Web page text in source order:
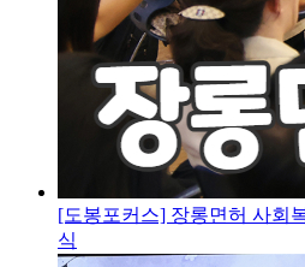
[도봉포커스] 장롱면허 사회
식